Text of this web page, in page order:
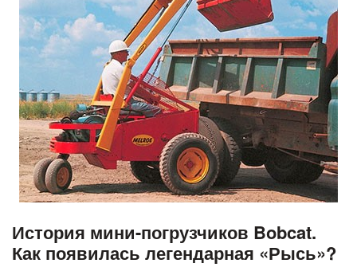
История мини-погрузчиков Bobcat.
Как появилась легендарная «Рысь»?